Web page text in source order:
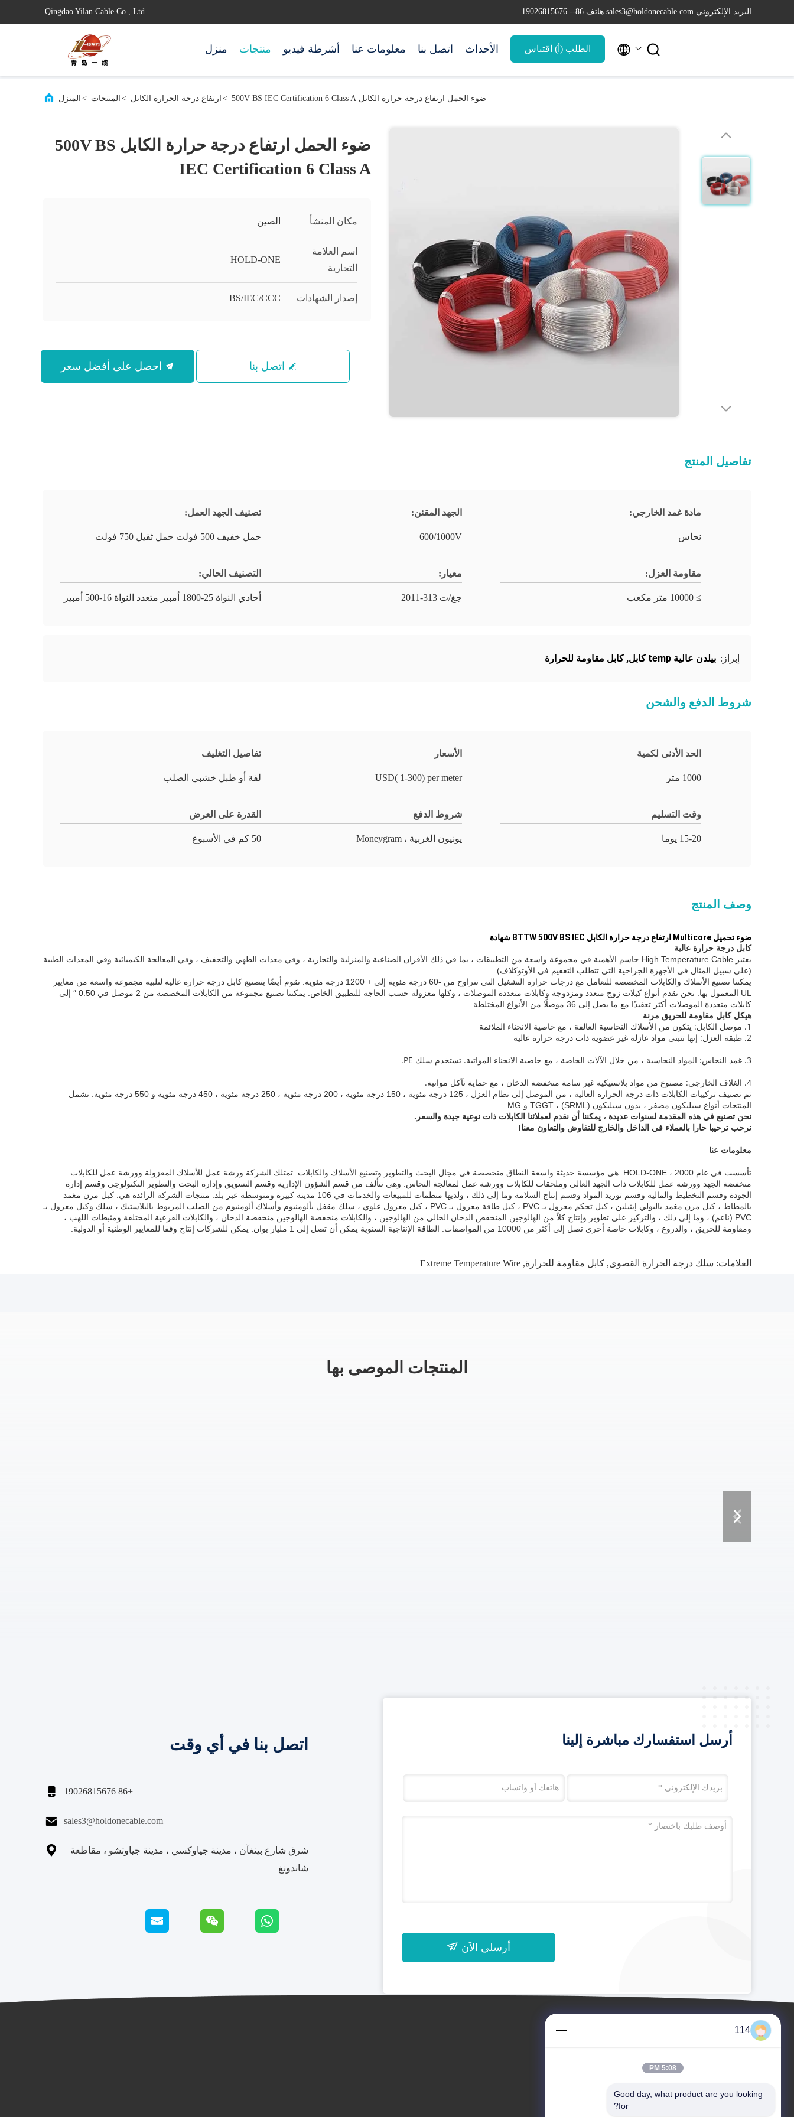
Qingdao Yilan Cable Co., Ltd. البريد الإلكتروني sales3@holdonecable.com هاتف 86-- 19026815676
منزل منتجات أشرطة فيديو معلومات عنا اتصل بنا الأحداث الطلب (أ) اقتباس  
المنزل > المنتجات > ارتفاع درجة الحرارة الكابل > ضوء الحمل ارتفاع درجة حرارة الكابل 500V BS IEC Certification 6 Class A
ضوء الحمل ارتفاع درجة حرارة الكابل 500V BS
IEC Certification 6 Class A
مكان المنشأ الصين
اسم العلامة
التجارية
HOLD-ONE
إصدار الشهادات BS/IEC/CCC
اتصل بنا
تفاصيل المنتج
مادة غمد الخارجي:
نحاس
الجهد المقنن:
600/1000V
تصنيف الجهد العمل:
حمل خفيف 500 فولت حمل ثقيل 750 فولت
مقاومة العزل:
≥ 10000 متر مكعب
معيار:
جغ/ت 313-2011
التصنيف الحالي:
أحادي النواة 25-1800 أمبير متعدد النواة 16-500 أمبير
إبراز: بيلدن عالية temp كابل ,كابل مقاومة للحرارة
شروط الدفع والشحن
الحد الأدنى لكمية
1000 متر
الأسعار
USD( 1-300) per meter
تفاصيل التغليف
لفة أو طبل خشبي الصلب
وقت التسليم
15-20 يوما
شروط الدفع
يونيون الغربية ، Moneygram
القدرة على العرض
50 كم في الأسبوع
وصف المنتج
ضوء تحميل Multicore ارتفاع درجة حرارة الكابل BTTW 500V BS IEC شهادة
كابل درجة حرارة عالية
يعتبر High Temperature Cable حاسم الأهمية في مجموعة واسعة من التطبيقات ، بما في ذلك الأفران الصناعية والمنزلية والتجارية ، وفي معدات الطهي والتجفيف ، وفي المعالجة الكيميائية وفي المعدات الطبية
(على سبيل المثال في الأجهزة الجراحية التي تتطلب التعقيم في الأوتوكلاف).
يمكننا تصنيع الأسلاك والكابلات المخصصة للتعامل مع درجات حرارة التشغيل التي تتراوح من -60 درجة مئوية إلى + 1200 درجة مئوية.
نقوم أيضًا بتصنيع كابل درجة حرارة عالية لتلبية مجموعة واسعة من معايير
UL المعمول بها.
نحن نقدم أنواع كبلات زوج متعدد ومزدوجة وكابلات متعددة الموصلات ، وكلها معزولة حسب الحاجة للتطبيق الخاص.
يمكننا تصنيع مجموعة من الكابلات المخصصة من 2 موصل في 0.50 ″ إلى
كابلات متعددة الموصلات أكثر تعقيدًا مع ما يصل إلى 36 موصلًا من الأنواع المختلطة.
هيكل كابل مقاومة للحريق مرنة
1. موصل الكابل: يتكون من الأسلاك النحاسية العالقة ، مع خاصية الانحناء الملائمة
2. طبقة العزل: إنها تتبنى مواد عازلة غير عضوية ذات درجة حرارة عالية
3. غمد النحاس: المواد النحاسية ، من خلال الآلات الخاصة ، مع خاصية الانحناء المواتية. تستخدم سلك PE.
4. الغلاف الخارجي: مصنوع من مواد بلاستيكية غير سامة منخفضة الدخان ، مع حماية تآكل مواتية.
تم تصنيف تركيبات الكابلات ذات درجة الحرارة العالية ، من الموصل إلى نظام العزل ، 125 درجة مئوية ، 150 درجة مئوية ، 200 درجة مئوية ، 250 درجة مئوية ، 450 درجة مئوية و 550 درجة مئوية.
تشمل
المنتجات أنواع سيليكون مضفر ، بدون سيليكون (SRML) ، TGGT و MG.
نحن تصنيع في هذه المقدمة لسنوات عديدة ، يمكننا أن نقدم لعملائنا الكابلات ذات نوعية جيدة والسعر.
نرحب ترحيبا حارا بالعملاء في الداخل والخارج للتفاوض والتعاون معنا!
معلومات عنا
تأسست في عام 2000 ، HOLD-ONE. هي مؤسسة حديثة واسعة النطاق متخصصة في مجال البحث والتطوير وتصنيع الأسلاك والكابلات. تمتلك الشركة ورشة عمل للأسلاك المعزولة وورشة عمل للكابلات
منخفضة الجهد وورشة عمل للكابلات ذات الجهد العالي وملحقات للكابلات وورشة عمل لمعالجة النحاس.
وهي تتألف من قسم الشؤون الإدارية وقسم التسويق وإدارة البحث والتطوير التكنولوجي وقسم إدارة
الجودة وقسم التخطيط والمالية وقسم توريد المواد وقسم إنتاج السلامة وما إلى ذلك ، ولديها منظمات للمبيعات والخدمات في 106 مدينة كبيرة ومتوسطة عبر بلد.
منتجات الشركة الرائدة هي: كبل مرن مغمد
بالمطاط ، كبل مرن مغمد بالبولي إيثيلين ، كبل تحكم معزول بـ PVC ، كبل طاقة معزول بـ PVC ، كبل معزول علوي ، سلك مقفل بألومنيوم وأسلاك ألومنيوم من الصلب المربوط بالبلاستيك ، سلك وكبل معزول بـ
PVC (ناعم) ، وما إلى ذلك ، والتركيز على تطوير وإنتاج كلاً من الهالوجين المنخفض الدخان الخالي من الهالوجين ، والكابلات منخفضة الهالوجين منخفضة الدخان ، والكابلات الفرعية المختلفة ومثبطات اللهب ،
ومقاومة للحريق ، والدروع ، وكابلات خاصة أخرى تصل إلى أكثر من 10000 من المواصفات.
الطاقة الإنتاجية السنوية يمكن أن تصل إلى 1 مليار يوان. يمكن للشركات إنتاج وفقا للمعايير الوطنية أو الدولية.
العلامات: سلك درجة الحرارة القصوى, كابل مقاومة للحرارة,
Extreme Temperature Wire
المنتجات الموصى بها
اتصل بنا في أي وقت
 +86 19026815676
 sales3@holdonecable.com

شرق شارع بينغآن ، مدينة جياوكسي ، مدينة جياوتشو ، مقاطعة
شاندونغ
أرسل استفسارك مباشرة إلينا
أرسلي الآن
114
5:08 PM
Good day, what product are you looking
for?